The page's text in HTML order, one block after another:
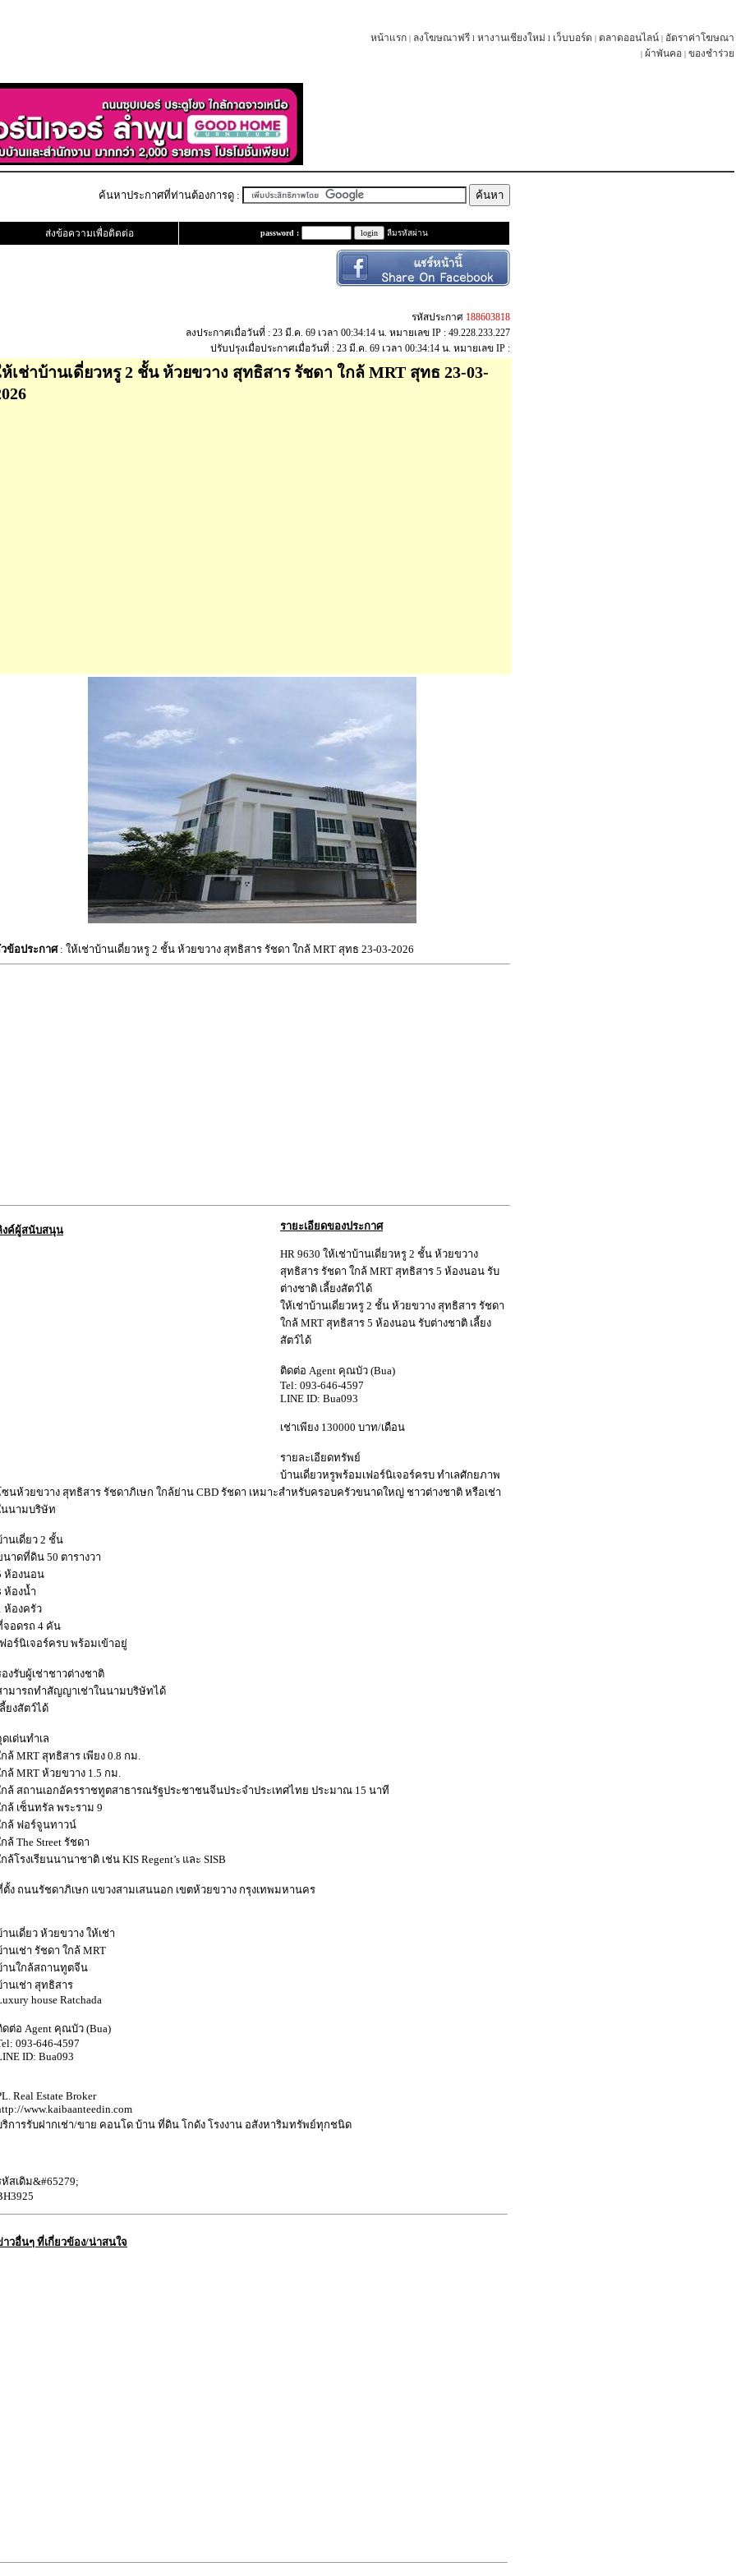
หน้าแรก | ลงโฆษณาฟรี l หางานเชียงใหม่ l เว็บบอร์ด | ตลาดออนไลน์ | อัตราค่าโฆษณา
| ผ้าพันคอ | ของชำร่วย
ค้นหาประกาศที่ท่านต้องการดู :
ส่งข้อความเพื่อติดต่อ password : ลืมรหัสผ่าน
รหัสประกาศ 188603818
ลงประกาศเมื่อวันที่ : 23 มี.ค. 69 เวลา 00:34:14 น. หมายเลข IP : 49.228.233.227
ปรับปรุงเมื่อประกาศเมื่อวันที่ : 23 มี.ค. 69 เวลา 00:34:14 น. หมายเลข IP :
เช่าบ้านเดี่ยวหรู 2 ชั้น ห้วยขวาง สุทธิสาร รัชดา ใกล้ MRT สุทธ 23-03-
ข้อประกาศ: ให้เช่าบ้านเดี่ยวหรู 2 ชั้น ห้วยขวาง สุทธิสาร รัชดา ใกล้ MRT สุทธ 23-03-2026
งค์ผู้สนับสนุน รายะเอียดของประกาศ
HR 9630 ให้เช่าบ้านเดี่ยวหรู 2 ชั้น ห้วยขวาง
สุทธิสาร รัชดา ใกล้ MRT สุทธิสาร 5 ห้องนอน รับ
ต่างชาติ เลี้ยงสัตว์ได้
ให้เช่าบ้านเดี่ยวหรู 2 ชั้น ห้วยขวาง สุทธิสาร รัชดา
ใกล้ MRT สุทธิสาร 5 ห้องนอน รับต่างชาติ เลี้ยง
สัตว์ได้
ติดต่อ Agent คุณบัว (Bua)
Tel: 093-646-4597
LINE ID: Bua093
เช่าเพียง 130000 บาท/เดือน
รายละเอียดทรัพย์
บ้านเดี่ยวหรูพร้อมเฟอร์นิเจอร์ครบ ทำเลศักยภาพ
ซนห้วยขวาง สุทธิสาร รัชดาภิเษก ใกล้ย่าน CBD รัชดา เหมาะสำหรับครอบครัวขนาดใหญ่ ชาวต่างชาติ หรือเช่า
นนามบริษัท
านเดี่ยว 2 ชั้น
นาดที่ดิน 50 ตารางวา
ห้องนอน
ห้องน้ำ
ห้องครัว
จอดรถ 4 คัน
ฟอร์นิเจอร์ครบ พร้อมเข้าอยู่
องรับผู้เช่าชาวต่างชาติ
ามารถทำสัญญาเช่าในนามบริษัทได้
ยงสัตว์ได้
เด่นทำเล
กล้ MRT สุทธิสาร เพียง 0.8 กม.
กล้ MRT ห้วยขวาง 1.5 กม.
กล้ สถานเอกอัครราชทูตสาธารณรัฐประชาชนจีนประจำประเทศไทย ประมาณ 15 นาที
กล้ เซ็นทรัล พระราม 9
กล้ ฟอร์จูนทาวน์
ล้ The Street รัชดา
ล้โรงเรียนนานาชาติ เช่น KIS Regent’s และ SISB
ตั้ง ถนนรัชดาภิเษก แขวงสามเสนนอก เขตห้วยขวาง กรุงเทพมหานคร
านเดี่ยว ห้วยขวาง ให้เช่า
านเช่า รัชดา ใกล้ MRT
านใกล้สถานทูตจีน
านเช่า สุทธิสาร
house Ratchada
ดต่อ Agent คุณบัว (Bua)
093-646-4597
ID: Bua093
Real Estate Broker
www.kaibaanteedin.com
ริการรับฝากเช่า/ขาย คอนโด บ้าน ที่ดิน โกดัง โรงงาน อสังหาริมทรัพย์ทุกชนิด
หัสเดิม&#65279;
าวอื่นๆ ที่เกี่ยวข้อง/น่าสนใจ